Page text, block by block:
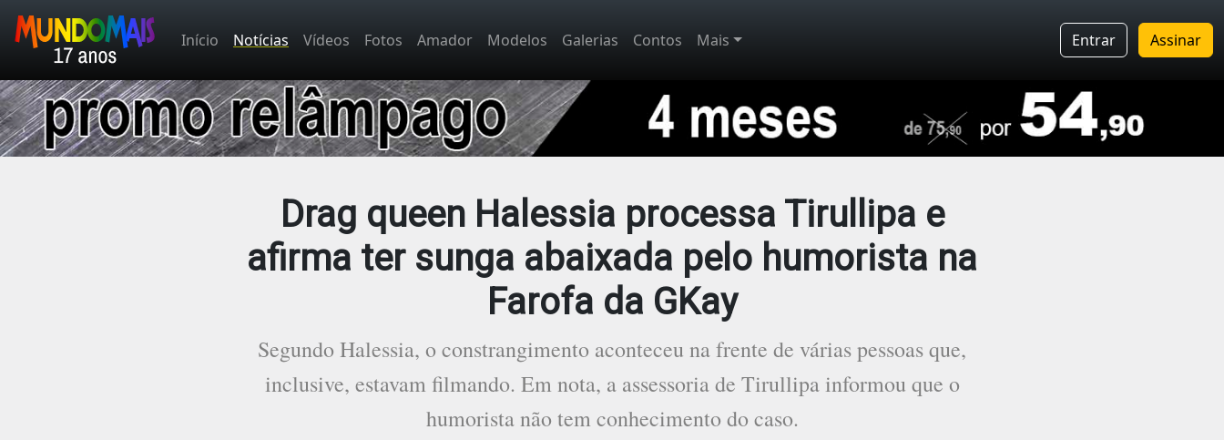
Início Notícias Vídeos Fotos Amador Modelos Galerias Contos Mais Entrar Assinar
Drag queen Halessia processa Tirullipa e
afirma ter sunga abaixada pelo humorista na
Farofa da GKay
Segundo Halessia, o constrangimento aconteceu na frente de várias pessoas que,
inclusive, estavam filmando. Em nota, a assessoria de Tirullipa informou que o
humorista não tem conhecimento do caso.